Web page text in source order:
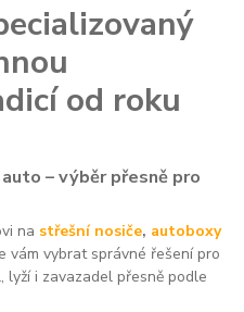
od roku
– výběr přesně pro
na střešní nosiče, autoboxy
vám vybrat správné řešení pro
lyží i zavazadel přesně podle